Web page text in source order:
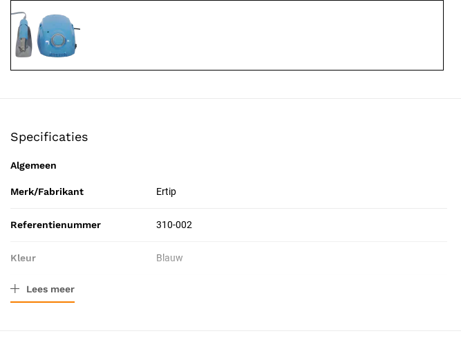
Specificaties
Algemeen
Merk/Fabrikant Ertip
Referentienummer 310-002
Kleur Blauw
Resorbeerbaar (hechtdraad)
Lees meer